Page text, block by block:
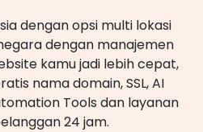
dengan opsi multi lokasi
dengan manajemen
kamu jadi lebih cepat,
nama domain, SSL, AI
Tools dan layanan
24 jam.